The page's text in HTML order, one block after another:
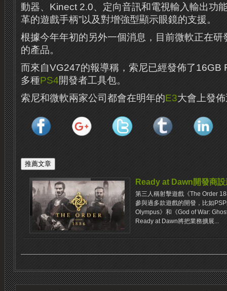
動器、Kinect 2.0、定向音訊和電視輸入輸出功
革的遊戲手柄”以及對增強型顯示眼鏡的支援。
根據今年年初的另外一個消息，目前微軟正在
的產品。
而來自VG247的報導稱，索尼已經發佈了16GB
多種PS4開發者工具包。
索尼和微軟兩家公司都會在明年的E3大會上發
Ready at Dawn開發商
第三人稱射擊遊戲《The Order
參與過多款遊戲的開發，比如
Olympus》和《God of War:
Ready at Dawn將把業務擴展...